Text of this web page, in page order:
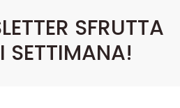
SFRUTTA
SETTIMANA!